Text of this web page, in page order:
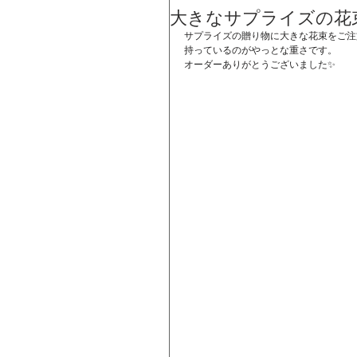
大きなサプライズの花
サプライズの贈り物に大きな花束をご注
持っているのがやっとな重さです。
オーダーありがとうございました✨